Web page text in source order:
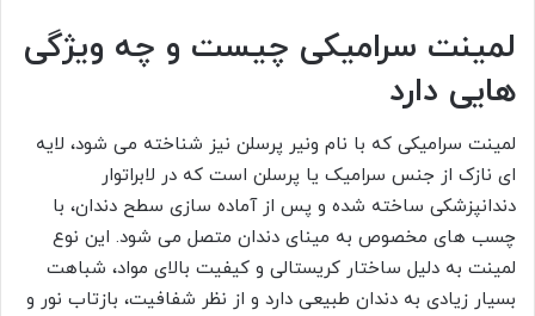
لمینت سرامیکی چیست و چه ویژگی
هایی دارد
لمینت سرامیکی که با نام ونیر پرسلن نیز شناخته می شود، لایه
ای نازک از جنس سرامیک یا پرسلن است که در لابراتوار
دندانپزشکی ساخته شده و پس از آماده سازی سطح دندان، با
چسب های مخصوص به مینای دندان متصل می شود. این نوع
لمینت به دلیل ساختار کریستالی و کیفیت بالای مواد، شباهت
بسیار زیادی به دندان طبیعی دارد و از نظر شفافیت، بازتاب نور و